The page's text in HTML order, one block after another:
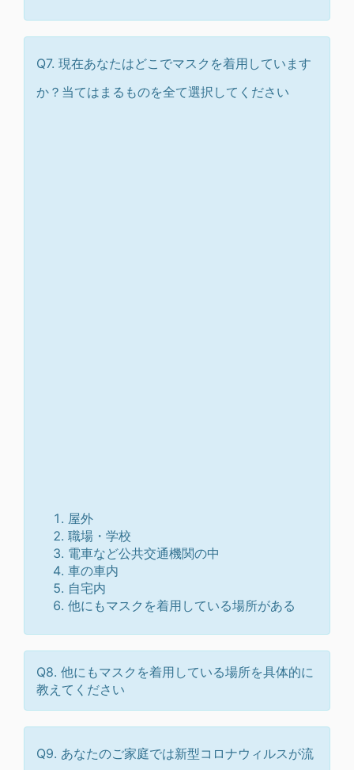
Q7. 現在あなたはどこでマスクを着用しています
か？当てはまるものを全て選択してください
屋外
職場・学校
電車など公共交通機関の中
車の車内
自宅内
他にもマスクを着用している場所がある
Q8. 他にもマスクを着用している場所を具体的に
教えてください
Q9. あなたのご家庭では新型コロナウィルスが流